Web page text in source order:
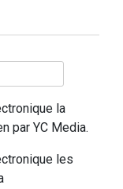
la
par YC Media.
les